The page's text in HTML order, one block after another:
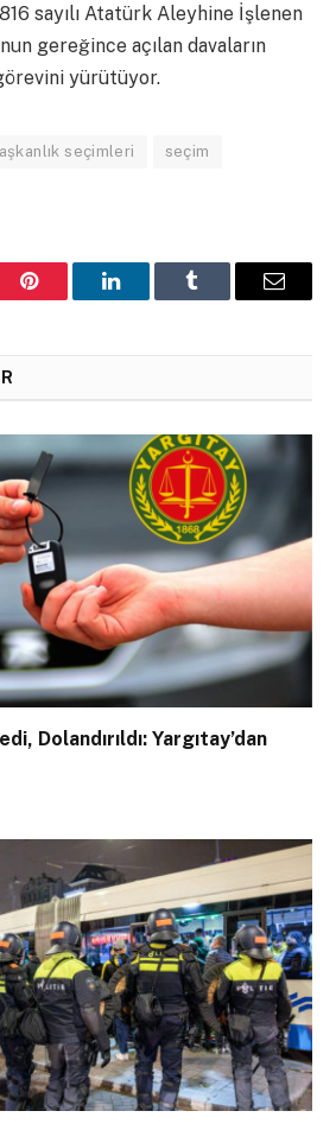
sayılı Atatürk Aleyhine İşlenen
gereğince açılan davaların
yürütüyor.
seçimleri seçim
Pinterest LinkedInTumblr Email
Dolandırıldı: Yargıtay’dan